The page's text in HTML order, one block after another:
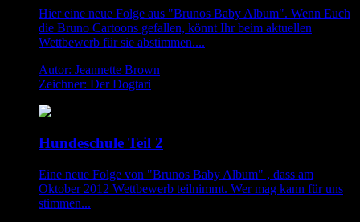
Hier eine neue Folge aus "Brunos Baby Album". Wenn Euch
die Bruno Cartoons gefallen, könnt Ihr beim aktuellen
Wettbewerb für sie abstimmen....
Autor: Jeannette Brown
Zeichner: Der Dogtari
Hundeschule Teil 2
Eine neue Folge von "Brunos Baby Album" , dass am
Oktober 2012 Wettbewerb teilnimmt. Wer mag kann für uns
stimmen...